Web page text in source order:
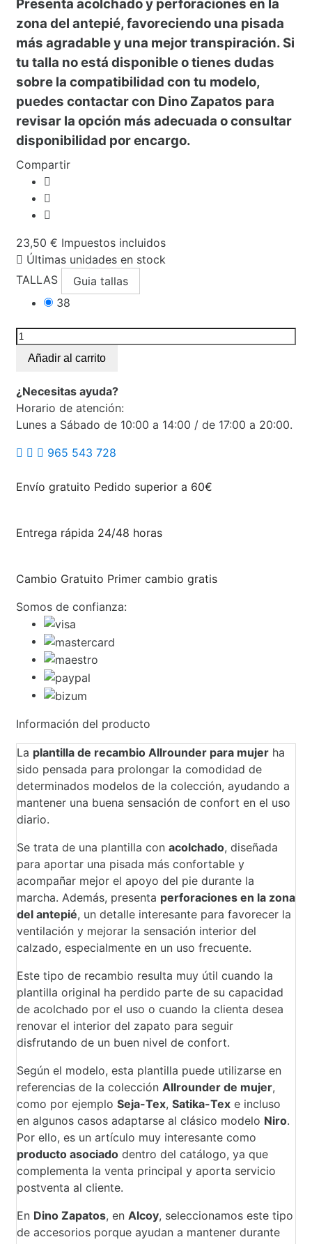
Presenta acolchadoy perforaciones en la
zona del antepié, favoreciendo una pisada
más agradable y una mejor transpiración. Si
tu talla no está disponible o tienes dudas
sobre la compatibilidad con tu modelo,
puedes contactar con Dino Zapatos para
revisar la opción más adecuada o consultar
disponibilidad por encargo.
Compartir
23,50 € Impuestos incluidos
Últimas unidades en stock
TALLAS
Guia tallas
38
Añadir al carrito
¿Necesitas ayuda?
Horario de atención:
Lunes a Sábado de 10:00 a 14:00 / de 17:00 a 20:00.
965 543 728
Envío gratuito Pedido superior a 60€
Entrega rápida 24/48 horas
Cambio Gratuito Primer cambio gratis
Somos de confianza:
Información del producto
La plantilla de recambio Allrounder para mujer ha
sido pensada para prolongar la comodidad de
determinados modelos de la colección, ayudando a
mantener una buena sensación de confort en el uso
diario.
Se trata de una plantilla con acolchado, diseñada
para aportar una pisada más confortable y
acompañar mejor el apoyo del pie durante la
marcha. Además, presenta perforaciones en la zona
del antepié, un detalle interesante para favorecer la
ventilación y mejorar la sensación interior del
calzado, especialmente en un uso frecuente.
Este tipo de recambio resulta muy útil cuando la
plantilla original ha perdido parte de su capacidad
de acolchado por el uso o cuando la clienta desea
renovar el interior del zapato para seguir
disfrutando de un buen nivel de confort.
Según el modelo, esta plantilla puede utilizarse en
referencias de la colección Allrounder de mujer,
como por ejemplo Seja-Tex, Satika-Tex e incluso
en algunos casos adaptarse al clásico modelo Niro.
Por ello, es un artículo muy interesante como
producto asociado dentro del catálogo, ya que
complementa la venta principal y aporta servicio
postventa al cliente.
En Dino Zapatos, en Alcoy, seleccionamos este tipo
de accesorios porque ayudan a mantener durante